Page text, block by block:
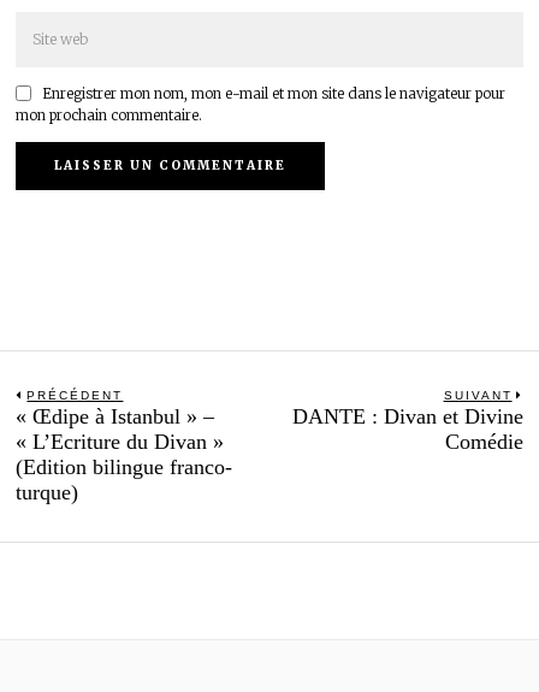
Enregistrer mon nom, mon e-mail et mon site dans le navigateur pour
mon prochain commentaire.
Navigation
de
l’article
PRÉCÉDENT
Previous
post:
« Œdipe à Istanbul » –
« L’Ecriture du Divan »
(Edition bilingue franco-
turque)
SUIVANT
DANTE : Divan et Divine
Comédie